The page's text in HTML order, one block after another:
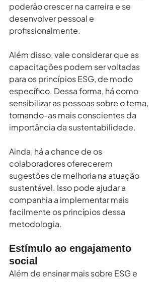
poderão crescer na carreira e se
desenvolver pessoal e
profissionalmente.
Além disso, vale considerar que as
capacitações podem ser voltadas
para os princípios ESG, de modo
específico. Dessa forma, há como
sensibilizar as pessoas sobre o tema,
tornando-as mais conscientes da
importância da sustentabilidade.
Ainda, há a chance de os
colaboradores oferecerem
sugestões de melhoria na atuação
sustentável. Isso pode ajudar a
companhia a implementar mais
facilmente os princípios dessa
metodologia.
Estímulo ao engajamento
social
Além de ensinar mais sobre ESG e